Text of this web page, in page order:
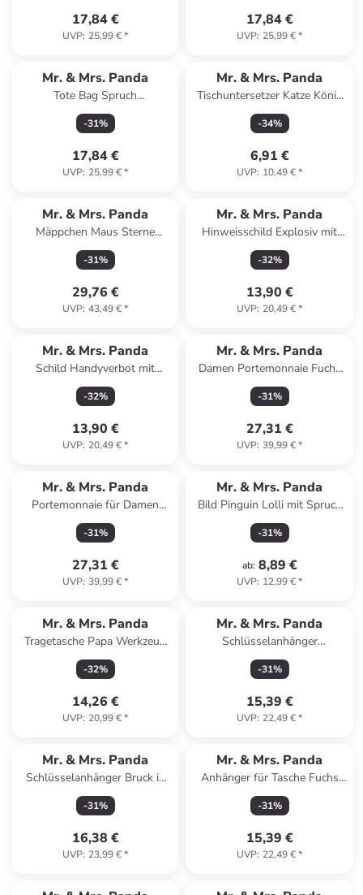
17,84 €
UVP: 25,99 €*
17,84 €
UVP: 25,99 €*
Mr. & Mrs. Panda
Tote Bag Spruch
Geborgenheit im Zuhause mit
Spruch in Sky Blue
-31%
17,84 €
UVP: 25,99 €*
Mr. & Mrs. Panda
Tischuntersetzer Katze König
ohne Spruch in Weiß
-34%
6,91 €
UVP: 10,49 €*
Mr. & Mrs. Panda
Mäppchen Maus Sterne
Design mit Spruch in Weiß
-31%
29,76 €
UVP: 43,49 €*
Mr. & Mrs. Panda
Hinweisschild Explosiv mit
Spruch in Keine Angabe
-32%
13,90 €
UVP: 20,49 €*
Mr. & Mrs. Panda
Schild Handyverbot mit
Spruch in Keine Angabe
-32%
13,90 €
UVP: 20,49 €*
Mr. & Mrs. Panda
Damen Portemonnaie Fuchs
Ballerina mit Spruch in Türkis
Pastell
-31%
27,31 €
UVP: 39,99 €*
Mr. & Mrs. Panda
Portemonnaie für Damen
Erdmännchen ohne Spruch in
Grau Pastell
-31%
27,31 €
UVP: 39,99 €*
Mr. & Mrs. Panda
Bild Pinguin Lolli mit Spruch
in Kreidetafel
-31%
ab: 8,89 €
UVP: 12,99 €*
Mr. & Mrs. Panda
Tragetasche Papa Werkzeug
mit Spruch in Schwarz
-32%
14,26 €
UVP: 20,99 €*
Mr. & Mrs. Panda
Schlüsselanhänger
Sternzeichen Fische ohne
Spruch in Sternenhimmel Blau
-31%
15,39 €
UVP: 22,49 €*
Mr. & Mrs. Panda
Schlüsselanhänger Bruck in
der Oberpfalz mit Sp... in
Braun
-31%
16,38 €
UVP: 23,99 €*
Mr. & Mrs. Panda
Anhänger für Tasche Fuchs
Koch ohne Spruch in Türkis
Pastell
-31%
15,39 €
UVP: 22,49 €*